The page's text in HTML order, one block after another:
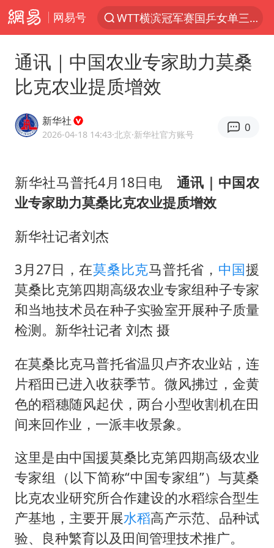
网易号
WTT横滨冠军赛国乒女单三将晋级四强
陈思诚零点晒照为佟丽娅庆生
新疆优化调整景区内自驾服务费
央视新主播李秋莹孙亚鹏亮相
泰国初中生饮弹自尽前开了26枪
36岁男演员成景区NPC后人气爆棚
全民健身事业高质量发展
几元成本的AI广告导致千万市值蒸发
老挝国会主席赛宋蓬逝世
茅台部分直营店飞天茅台提价
通讯｜中国农业专家助力莫桑
比克农业提质增效
新华社
2026-04-18 14:43·北京·新华社官方账号
0
新华社马普托4月18日电 通讯｜中国农
业专家助力莫桑比克农业提质增效
新华社记者刘杰
3月27日，在莫桑比克马普托省， 中国援
莫桑比克第四期高级农业专家组种子专家
和当地技术员在种子实验室开展种子质量
检测。新华社记者 刘杰 摄
在莫桑比克马普托省温贝卢齐农业站，连
片稻田已进入收获季节。微风拂过，金黄
色的稻穗随风起伏，两台小型收割机在田
间来回作业，一派丰收景象。
这里是由中国援莫桑比克第四期高级农业
专家组（以下简称“中国专家组”）与莫桑
比克农业研究所合作建设的水稻综合型生
产基地，主要开展水稻高产示范、品种试
验、良种繁育以及田间管理技术推广。